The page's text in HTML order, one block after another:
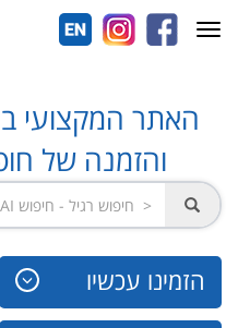
האתר המקצועי
והזמנה של
הזמינו עכשיו
Toggle
navigation